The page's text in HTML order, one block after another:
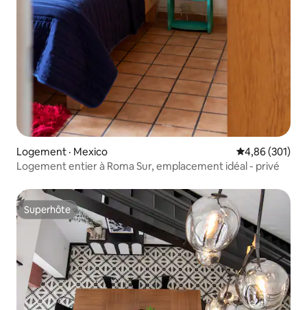
Logement · Mexico Note
4,86 (301)
Logement entier à Roma Sur, emplacement idéal - privé
Superhôte
Superhôte